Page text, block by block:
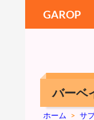
GAROP
バーベ
ホーム > サ